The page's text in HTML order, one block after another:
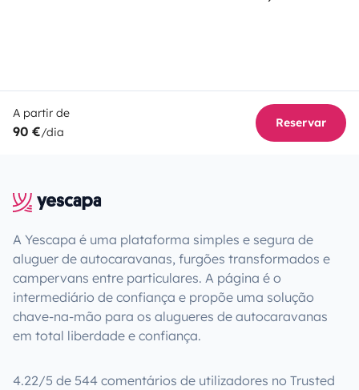
A partir de
90 €/dia
Reservar
A Yescapa é uma plataforma simples e segura de
aluguer de autocaravanas, furgões transformados e
campervans entre particulares. A página é o
intermediário de confiança e propõe uma solução
chave-na-mão para os alugueres de autocaravanas
em total liberdade e confiança.
4.22/5 de 544 comentários de utilizadores no Trusted